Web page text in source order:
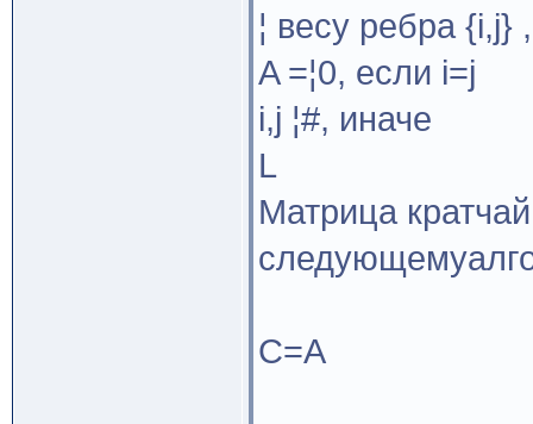
¦ весу ребра {i,j}
A =¦0, если i=j
i,j ¦#, иначе
L
Матрица
С=А